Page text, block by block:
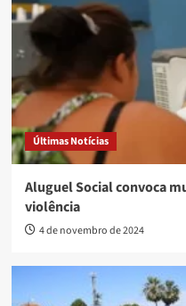
Últimas Notícias
Aluguel Social convoca
violência
4 de novembro de 2024